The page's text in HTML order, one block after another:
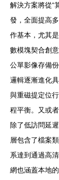
解決方案將從“
發，全面提高
作基本，尤其
數模塊契合創
公單影像存備
邏輯逐漸進化
與重磁提定位
程平衡。又或
除了低訪問延
層包含了檔案
系達到通過高
網也涵蓋本地